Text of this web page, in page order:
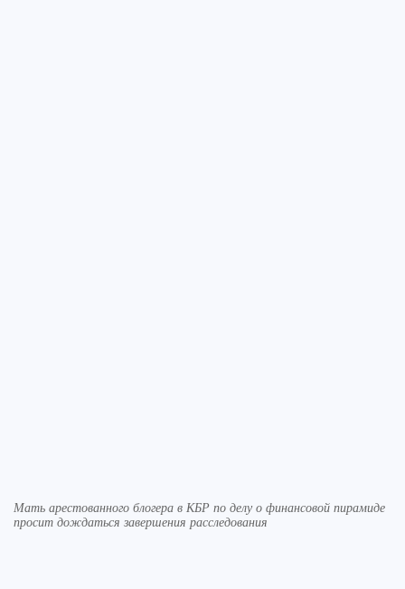
Мать арестованного блогера в КБР по делу о финансовой пирамиде
просит дождаться завершения расследования